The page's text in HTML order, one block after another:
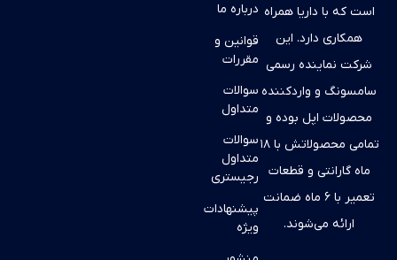
درباره ما
قوانین و
مقررات
سوالات
متداول
سوالات
متداول
رجیستری
پیشنهادات
ویژه
است که با داریا همراه
همکاری دارد. این
شرکت نماینده رسمی
سامسونگ و واردکننده
محصولات اپل بوده و
تمامی محصولاتش با ۱۸
ماه گارانتی و قطعات
تعمیر با ۶ ماه ضمانت
ارائه می‌شوند.